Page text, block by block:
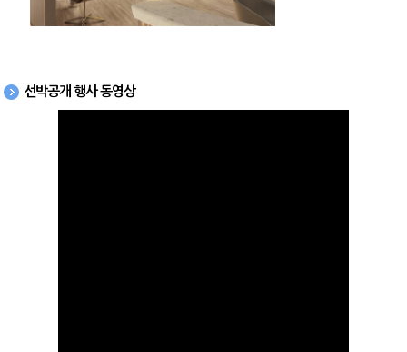
선박공개 행사 동영상